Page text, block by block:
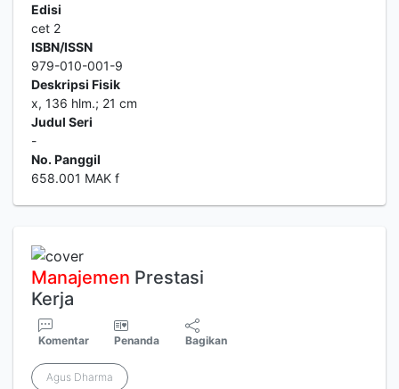
Edisi
cet 2
ISBN/ISSN
979-010-001-9
Deskripsi Fisik
x, 136 hlm.; 21 cm
Judul Seri
-
No. Panggil
658.001 MAK f
Manajemen Prestasi
Kerja
Komentar Penanda Bagikan
Agus Dharma